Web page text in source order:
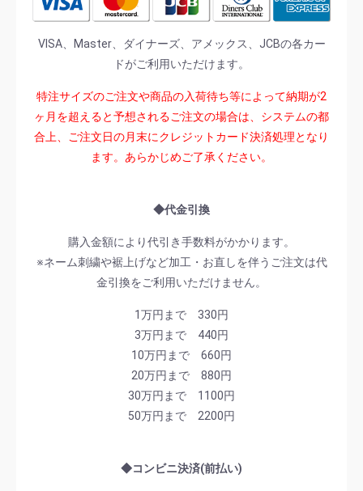
VISA、Master、ダイナーズ、アメックス、JCBの各カー
ドがご利用いただけます。
特注サイズのご注文や商品の入荷待ち等によって納期が2
ヶ月を超えると予想されるご注文の場合は、システムの都
合上、ご注文日の月末にクレジットカード決済処理となり
ます。あらかじめご了承ください。
◆代金引換
購入金額により代引き手数料がかかります。
※ネーム刺繍や裾上げなど加工・お直しを伴うご注文は代
金引換をご利用いただけません。
1万円まで 330円
3万円まで 440円
10万円まで 660円
20万円まで 880円
30万円まで 1100円
50万円まで 2200円
◆コンビニ決済(前払い)